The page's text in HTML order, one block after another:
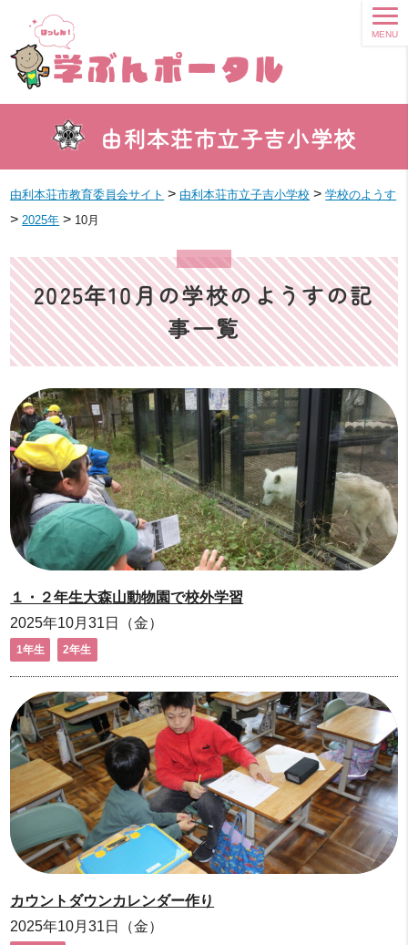
由利本荘市立子吉小学校
MENU
由利本荘市教育委員会サイト > 由利本荘市立子吉小学校 >学校のようす
> 2025年 > 10月
2025年10月の学校のようすの記
事一覧
１・２年生大森山動物園で校外学習
2025年10月31日（金）
1年生 2年生
カウントダウンカレンダー作り
2025年10月31日（金）